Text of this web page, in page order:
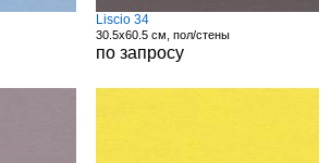
Liscio 34
30.5x60.5 см, пол/стены
по запросу